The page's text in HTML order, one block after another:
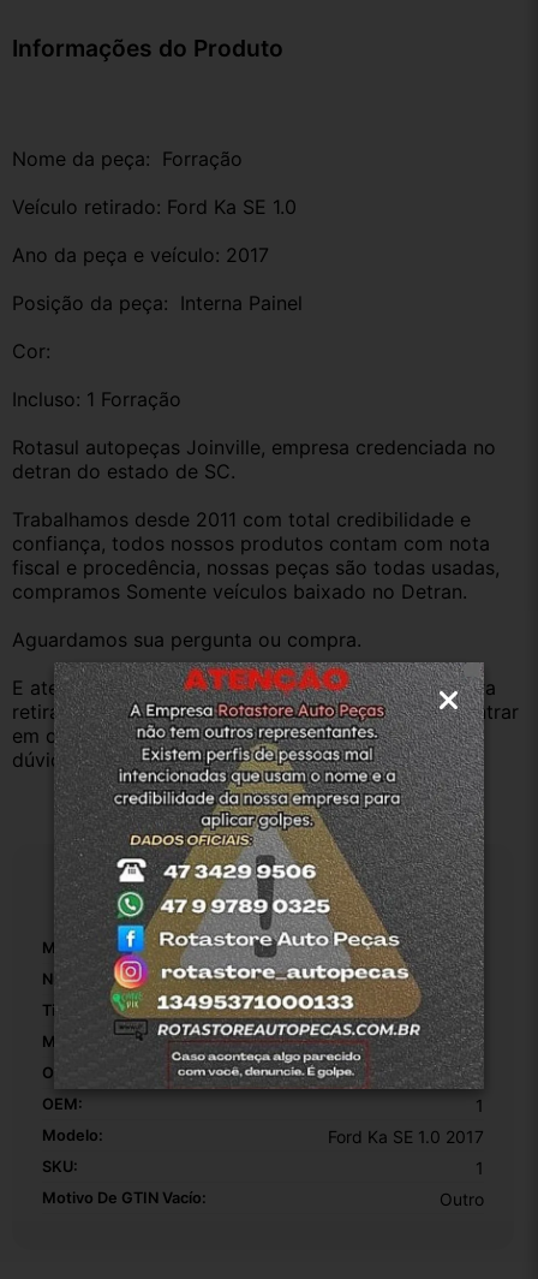
Informações do Produto
Nome da peça:  Forração
Veículo retirado: Ford Ka SE 1.0
Ano da peça e veículo: 2017
Posição da peça:  Interna Painel
Cor:
Incluso: 1 Forração
Rotasul autopeças Joinville, empresa credenciada no
detran do estado de SC.
Trabalhamos desde 2011 com total credibilidade e
confiança, todos nossos produtos contam com nota
fiscal e procedência, nossas peças são todas usadas,
compramos Somente veículos baixado no Detran.
Aguardamos sua pergunta ou compra.
E atenderemos o quanto antes, caso o cliente prefira
retirar na nossa loja física também aceitamos, só entrar
em contato com a equipe Rotasul e tiramos suas
dúvidas.
Especificações
Marca: Ford
Número De Peça: 1
Tipo De Veículo: Carro/Caminhonete
Material: Carpete
Origem: Original
OEM: 1
Modelo: Ford Ka SE 1.0 2017
SKU: 1
Motivo De GTIN Vacío: Outro